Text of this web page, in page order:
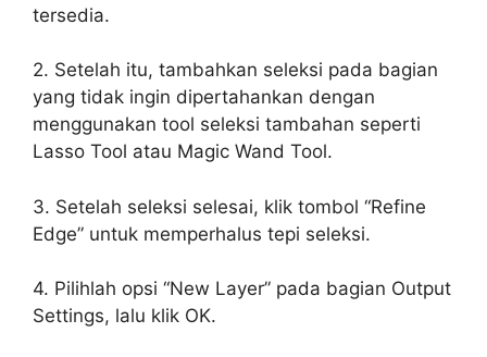
tersedia.
2. Setelah itu, tambahkan seleksi pada bagian
yang tidak ingin dipertahankan dengan
menggunakan tool seleksi tambahan seperti
Lasso Tool atau Magic Wand Tool.
3. Setelah seleksi selesai, klik tombol “Refine
Edge” untuk memperhalus tepi seleksi.
4. Pilihlah opsi “New Layer” pada bagian Output
Settings, lalu klik OK.